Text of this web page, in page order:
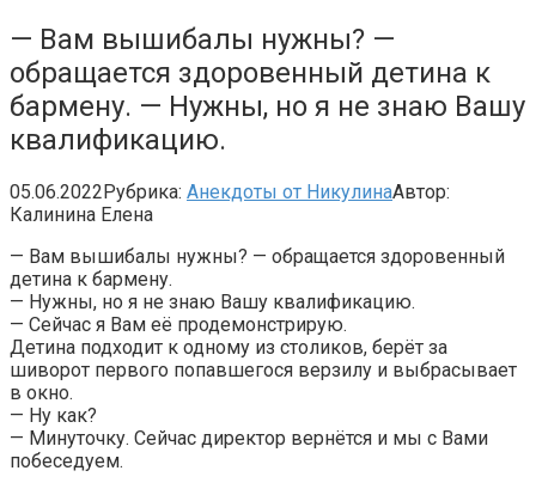
— Вам вышибалы нужны? —
обращается здоровенный детина к
бармену. — Нужны, но я не знаю Вашу
квалификацию.
05.06.2022Рубрика: Анекдоты от НикулинаАвтор:
Калинина Елена
— Вам вышибалы нужны? — обращается здоровенный
детина к бармену.
— Нужны, но я не знаю Вашу квалификацию.
— Сейчас я Вам её продемонстрирую.
Детина подходит к одному из столиков, берёт за
шиворот первого попавшегося верзилу и выбрасывает
в окно.
— Ну как?
— Минуточку. Сейчас директор вернётся и мы с Вами
побеседуем.